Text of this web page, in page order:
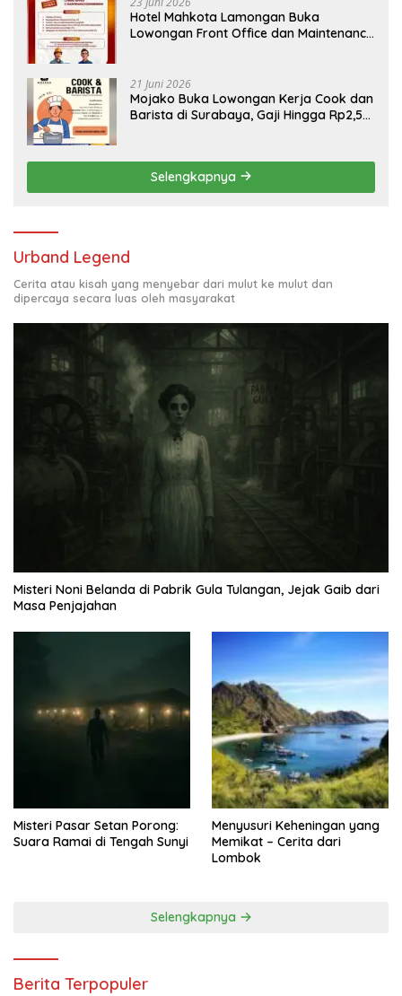
Hotel Mahkota Lamongan Buka
Lowongan Front Office dan Maintenance
21 Juni 2026
Mojako Buka Lowongan Kerja Cook dan
Barista di Surabaya, Gaji Hingga Rp2,5
Selengkapnya
Urband Legend
Cerita atau kisah yang menyebar dari mulut ke mulut dan
dipercaya secara luas oleh masyarakat
Misteri Noni Belanda di Pabrik Gula Tulangan, Jejak Gaib dari
Masa Penjajahan
Misteri Pasar Setan Porong:
Suara Ramai di Tengah Sunyi
Menyusuri Keheningan yang
Memikat – Cerita dari
Lombok
Selengkapnya
Berita Terpopuler